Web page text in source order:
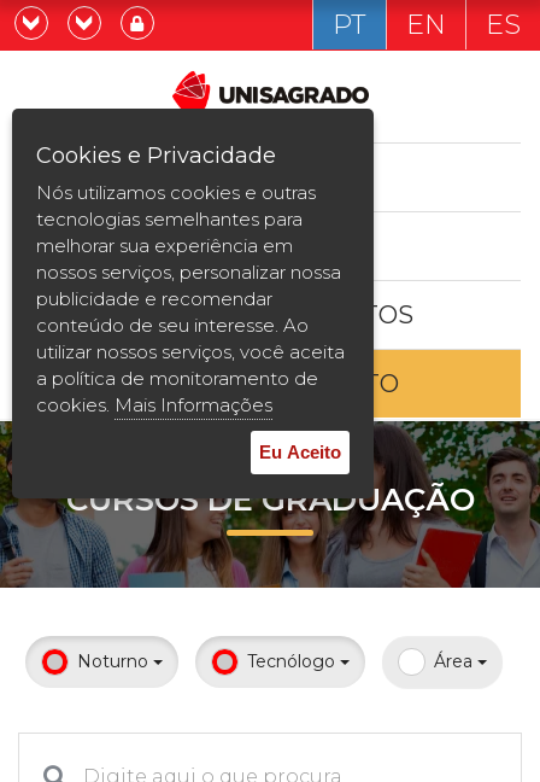
Graduação
Pós-graduação e MBA
Curta Duração
Vestibular
2ª Graduação
Transferência
Reingresso
Prouni
Desconto de pontualidade
Já sou estudande
Quero ser estudante
PT EN ES
ESTUDE AQUI
BOLSAS E DESCONTOS
ENTRE EM CONTATO
CURSOS DE GRADUAÇÃO
Noturno Tecnólogo Área
Cookies e Privacidade
Nós utilizamos cookies e outras
tecnologias semelhantes para
melhorar sua experiência em
nossos serviços, personalizar nossa
publicidade e recomendar
conteúdo de seu interesse. Ao
utilizar nossos serviços, você aceita
a política de monitoramento de
cookies. Mais Informações
Eu Aceito